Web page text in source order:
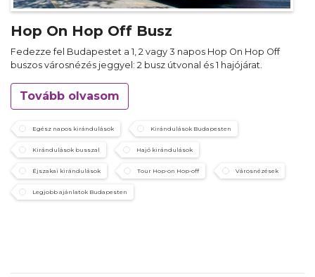
Hop On Hop Off Busz
Fedezze fel Budapestet a 1, 2 vagy 3 napos Hop On Hop Off
buszos városnézés jeggyel: 2 busz útvonal és 1 hajójárat.
Tovább olvasom
Egész napos kirándulások Kirándulások Budapesten
Kirándulások busszal Hajó kirándulások
Éjszakai kirándulások Tour Hop-on Hop-off Városnézések
Legjobb ajánlatok Budapesten